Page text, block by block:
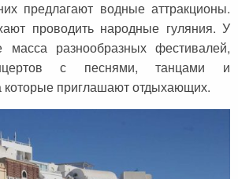
предлагают водные аттракционы.
проводить народные гуляния. У
разнообразных фестивалей,
с песнями, танцами и
приглашают отдыхающих.